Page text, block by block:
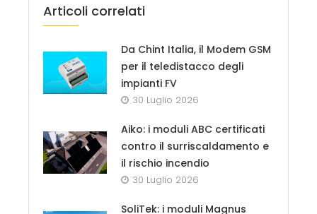
Articoli correlati
Da Chint Italia, il Modem GSM
per il teledistacco degli
impianti FV
30 Luglio 2026
Aiko: i moduli ABC certificati
contro il surriscaldamento e
il rischio incendio
30 Luglio 2026
SoliTek: i moduli Magnus